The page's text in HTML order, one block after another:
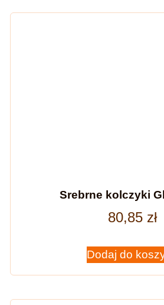
Srebrne kolczyki
80,85 zł
Dodaj do